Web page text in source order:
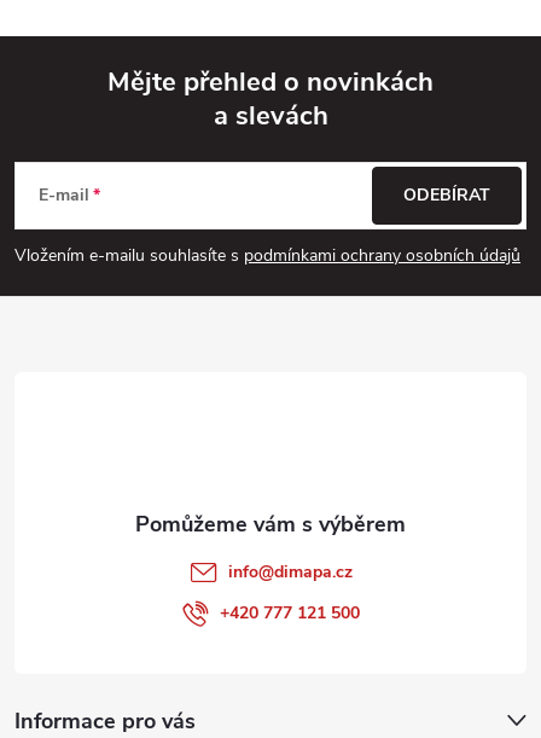
p
Mějte přehled o novinkách
a slevách
E-mail
Vložením e-mailu souhlasíte s podmínkami ochrany osobních údajů
ODEBÍRAT
Informace pro vás
info@dimapa.cz
+420 777 121 500